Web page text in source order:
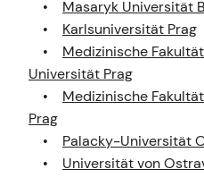
Masaryk Universität
Karlsuniversität Prag
Medizinische
Universität Prag
Medizinische
Prag
Palacky-Universität
Universität von